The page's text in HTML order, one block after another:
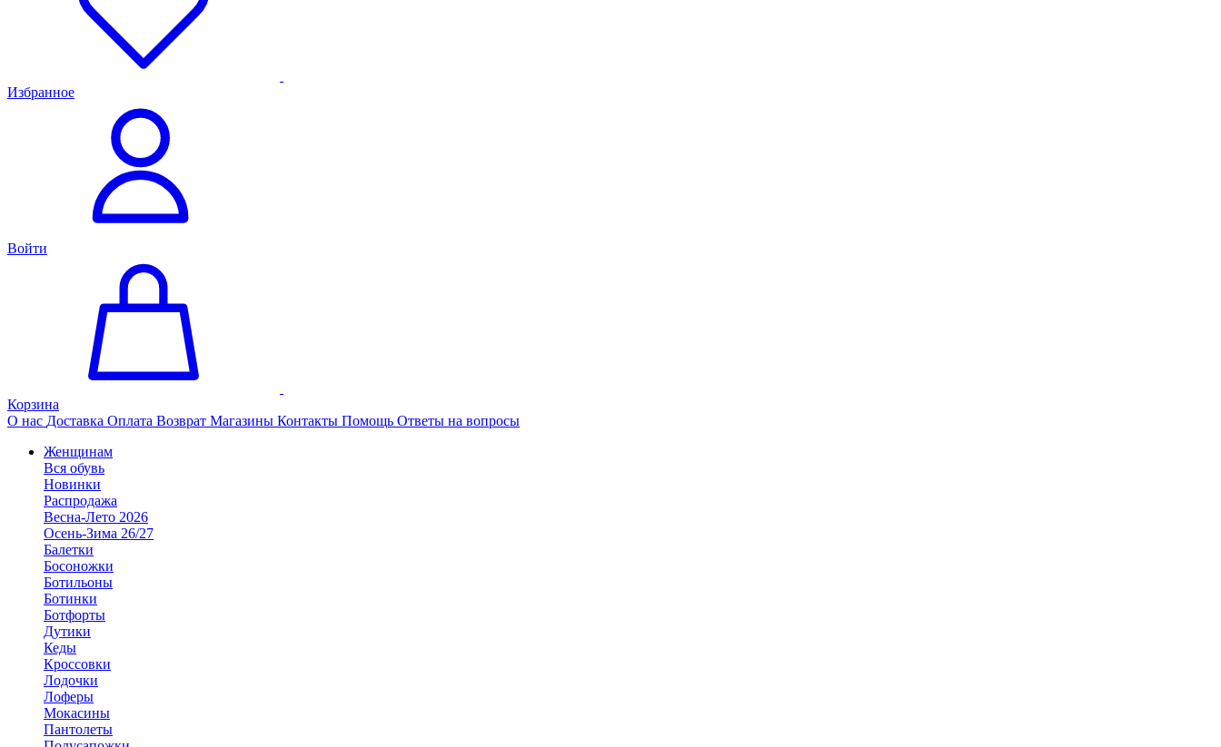
Избранное
Войти
Корзина
О нас Доставка Оплата Возврат Магазины Контакты Помощь Ответы на вопросы
Женщинам
Вся обувь
Новинки
Распродажа
Весна-Лето 2026
Осень-Зима 26/27
Балетки
Босоножки
Ботильоны
Ботинки
Ботфорты
Дутики
Кеды
Кроссовки
Лодочки
Лоферы
Мокасины
Пантолеты